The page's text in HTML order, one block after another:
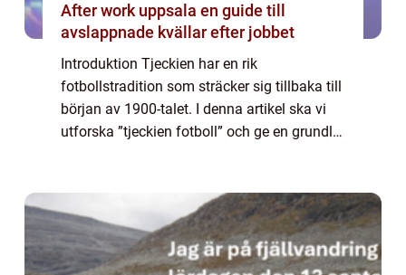
After work uppsala en guide till
avslappnade kvällar efter jobbet
Introduktion Tjeckien har en rik
fotbollstradition som sträcker sig tillbaka till
början av 1900-talet. I denna artikel ska vi
utforska ”tjeckien fotboll” och ge en grundlig